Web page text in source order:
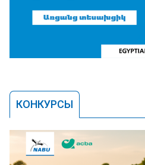
КОНКУРСЫ